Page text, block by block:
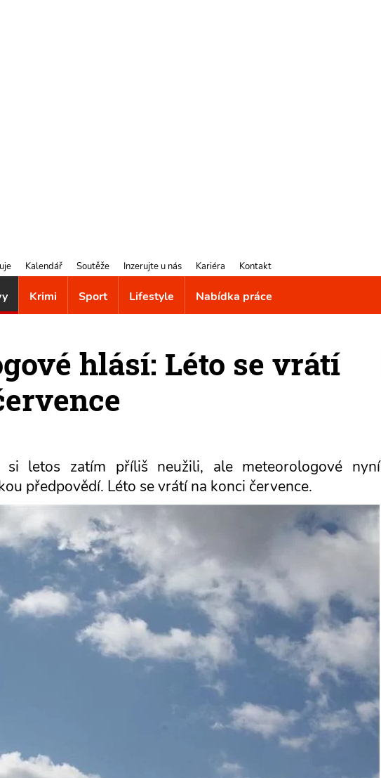
Kalendář Soutěže Inzerujte u nás Kariéra Kontakt
Krimi Sport Lifestyle Nabídka práce
hlásí: Léto se vrátí
si letos zatím příliš neužili, ale meteorologové nyní
předpovědí. Léto se vrátí na konci července.